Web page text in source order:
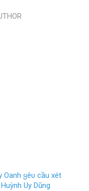
Oanh ყêυ cầu xét
Uy Dũng